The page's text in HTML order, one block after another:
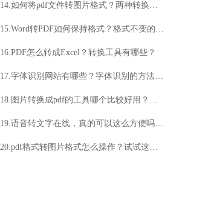
14.如何将pdf文件转图片格式？两种转换方法分分钟搞定
15.Word转PDF如何保持格式？格式不变的Word转PDF方法是什么？
16.PDF怎么转成Excel？转换工具有哪些？
17.字体识别网站有哪些？字体识别的方法介绍
18.图片转换成pdf的工具哪个比较好用？怎样将图片转换成pdf？
19.语音转文字在线，真的可以这么方便吗？语音转文字在线，能否帮助我提高工作效率？
20.pdf格式转图片格式怎么操作？试试这个简单的方法